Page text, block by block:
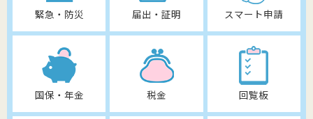
緊急・防災 届出・証明 スマート申請
国保・年金 税金 回覧板